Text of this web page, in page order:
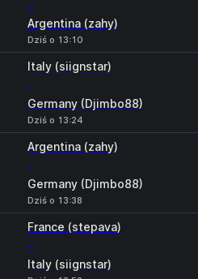
-
Argentina (zahy)
Dziś o 13:10
Italy (siignstar)
-
Germany (Djimbo88)
Dziś o 13:24
Argentina (zahy)
-
Germany (Djimbo88)
Dziś o 13:38
France (stepava)
-
Italy (siignstar)